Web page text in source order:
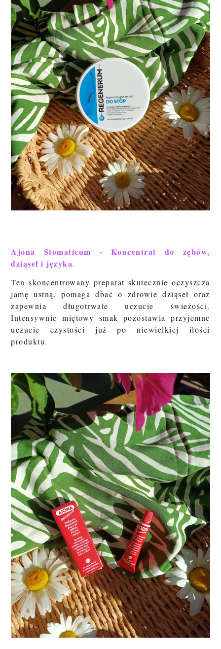
Ajona Stomaticum - Koncentrat do zębów,
dziąseł i języka.
Ten skoncentrowany preparat skutecznie oczyszcza
jamę ustną, pomaga dbać o zdrowie dziąseł oraz
zapewnia długotrwałe uczucie świeżości.
Intensywnie miętowy smak pozostawia przyjemne
uczucie czystości już po niewielkiej ilości
produktu.